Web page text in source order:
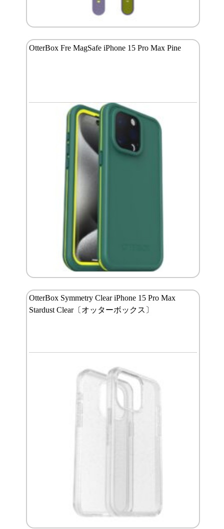
OtterBox Fre MagSafe iPhone 15 Pro Max Pine
OtterBox Symmetry Clear iPhone 15 Pro Max
Stardust Clear〔オッターボックス〕